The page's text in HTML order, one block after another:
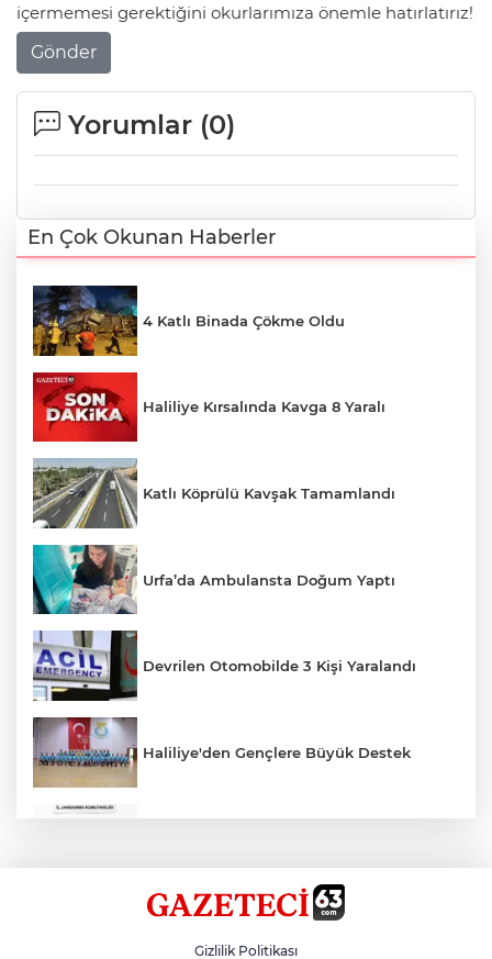
içermemesi gerektiğini okurlarımıza önemle hatırlatırız!
Gönder
Yorumlar (0)
En Çok Okunan Haberler
4 Katlı Binada Çökme Oldu
Haliliye Kırsalında Kavga 8 Yaralı
Katlı Köprülü Kavşak Tamamlandı
Urfa’da Ambulansta Doğum Yaptı
Devrilen Otomobilde 3 Kişi Yaralandı
Haliliye'den Gençlere Büyük Destek
Hikmet Başak’tan Ulaşım Çalışması
Gizlilik Politikası